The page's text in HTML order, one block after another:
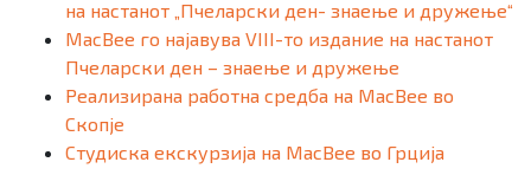
на настанот „Пчеларски ден- знаење и дружење“
MacBee го најавува VIII-то издание на настанот
Пчеларски ден – знаење и дружење
Реализирана работна средба на MacBee во
Скопје
Студиска екскурзија на MacBee во Грција